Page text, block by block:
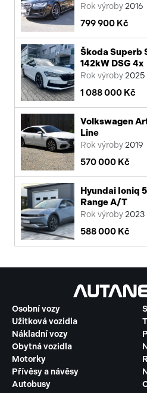
Rok výroby 2016
799 900 Kč
Škoda Superb
142kW DSG 4x
Rok výroby 2025
1 088 000 Kč
Volkswagen
Line
Rok výroby 2019
570 000 Kč
Hyundai Ioniq
Range A/T
Rok výroby 2023
588 000 Kč
Osobní vozy
Užitková vozidla
Nákladní vozy
Obytná vozidla
Motorky
Přívěsy a návěsy
Autobusy